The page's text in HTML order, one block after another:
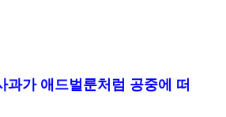
과가 애드벌룬처럼 공중에 떠